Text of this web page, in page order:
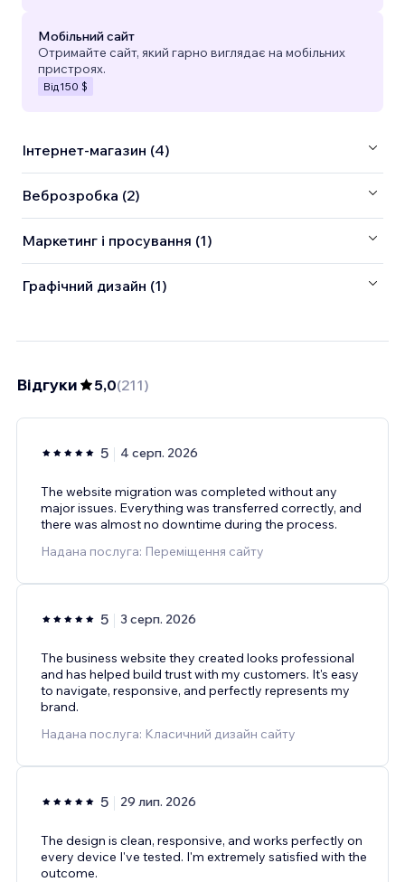
Мобільний сайт
Отримайте сайт, який гарно виглядає на мобільних
пристроях.
Від 150 $
Інтернет-магазин (4)
Веброзробка (2)
Маркетинг і просування (1)
Графічний дизайн (1)
Відгуки 5,0(211)
5 4 серп. 2026
The website migration was completed without any
major issues. Everything was transferred correctly, and
there was almost no downtime during the process.
Надана послуга: Переміщення сайту
5 3 серп. 2026
The business website they created looks professional
and has helped build trust with my customers. It's easy
to navigate, responsive, and perfectly represents my
brand.
Надана послуга: Класичний дизайн сайту
5 29 лип. 2026
The design is clean, responsive, and works perfectly on
every device I've tested. I'm extremely satisfied with the
outcome.